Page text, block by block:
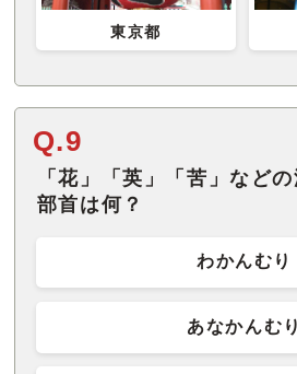
東京都
Q.9
「花」「英」「苦」など
部首は何？
わかんむり
あなかんむり